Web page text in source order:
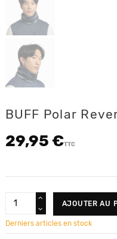
BUFF Polar
29,95 €TTC
AJOUTER AU
Derniers articles en stock